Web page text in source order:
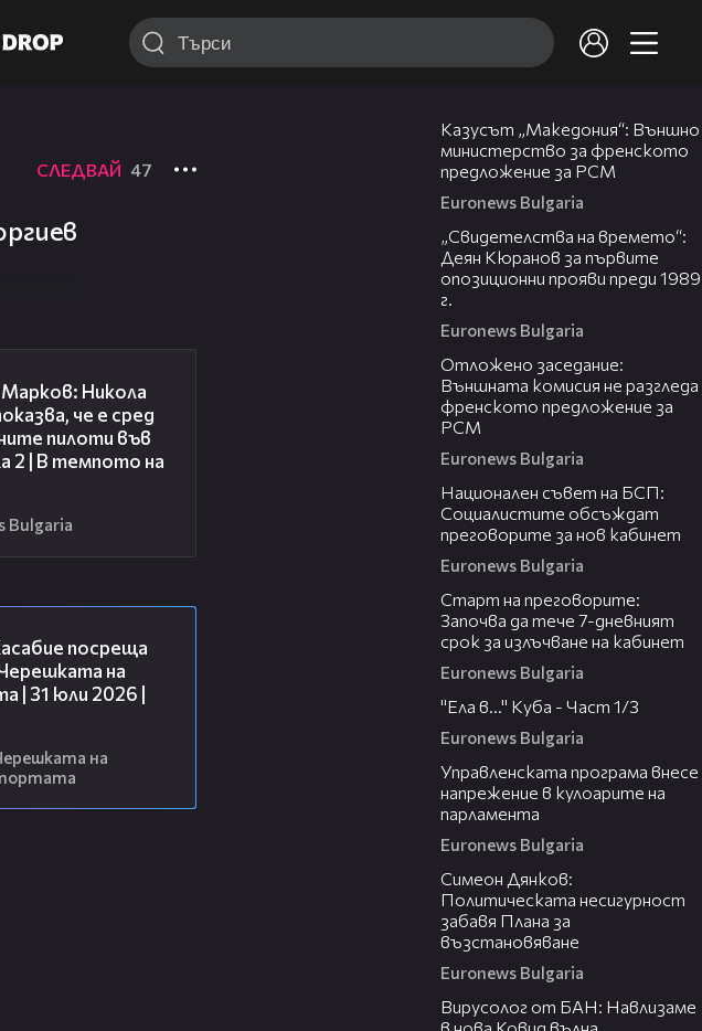
СЛЕДВАЙ 47
Никола
че е сред
пилоти във
2 | В темпото на
Bulgaria
посреща
на
| 31 юли 2026 |
на
Казусът „Македония“: Външно
министерство за френското
предложение за РСМ
Euronews Bulgaria
„Свидетелства на времето“:
Деян Кюранов за първите
опозиционни прояви преди 1989
г.
Euronews Bulgaria
Отложено заседание:
Външната комисия не разгледа
френското предложение за
РСМ
Euronews Bulgaria
Национален съвет на БСП:
Социалистите обсъждат
преговорите за нов кабинет
Euronews Bulgaria
Старт на преговорите:
Започва да тече 7-дневният
срок за излъчване на кабинет
Euronews Bulgaria
"Ела в..." Куба - Част 1/3
Euronews Bulgaria
Управленската програма внесе
напрежение в кулоарите на
парламента
Euronews Bulgaria
Симеон Дянков:
Политическата несигурност
забавя Плана за
възстановяване
Euronews Bulgaria
Вирусолог от БАН: Навлизаме